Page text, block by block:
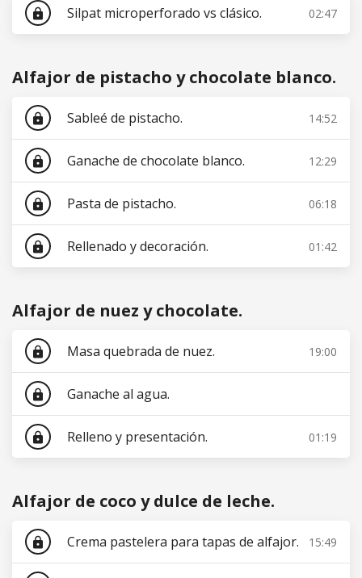
lock Silpat microperforado vs clásico. 02:47
Alfajor de pistacho y chocolate blanco.
lock Sableé de pistacho. 14:52
lock Ganache de chocolate blanco. 12:29
lock Pasta de pistacho. 06:18
lock Rellenado y decoración. 01:42
Alfajor de nuez y chocolate.
lock Masa quebrada de nuez. 19:00
lock Ganache al agua.
lock Relleno y presentación. 01:19
Alfajor de coco y dulce de leche.
lock Crema pastelera para tapas de alfajor. 15:49